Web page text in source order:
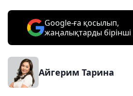
Google-ға қосылып,
жаңалықтарды
Айгерим Тарина